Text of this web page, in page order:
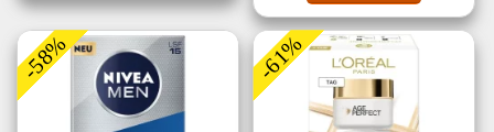
-58% -61%